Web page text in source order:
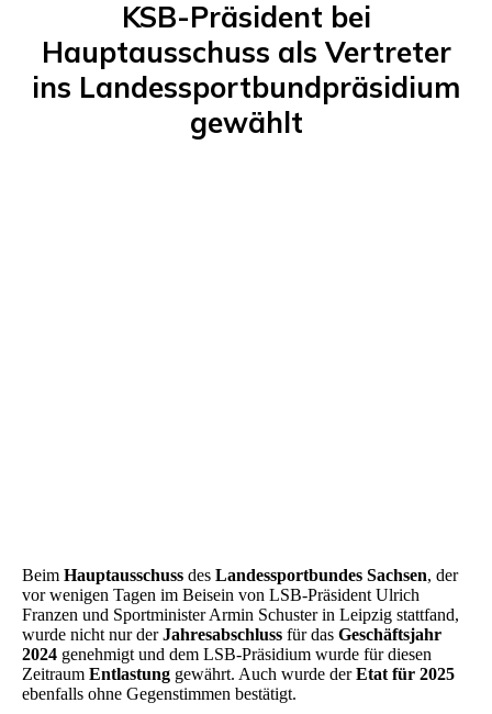
KSB-Präsident bei
Hauptausschuss als Vertreter
ins Landessportbundpräsidium
gewählt
Beim Hauptausschuss des Landessportbundes Sachsen, der
vor wenigen Tagen im Beisein von LSB-Präsident Ulrich
Franzen und Sportminister Armin Schuster in Leipzig stattfand,
wurde nicht nur derJahresabschluss für das Geschäftsjahr
2024 genehmigt und dem LSB-Präsidium wurde für diesen
Zeitraum Entlastung gewährt. Auch wurde derEtat für 2025
ebenfalls ohne Gegenstimmen bestätigt.